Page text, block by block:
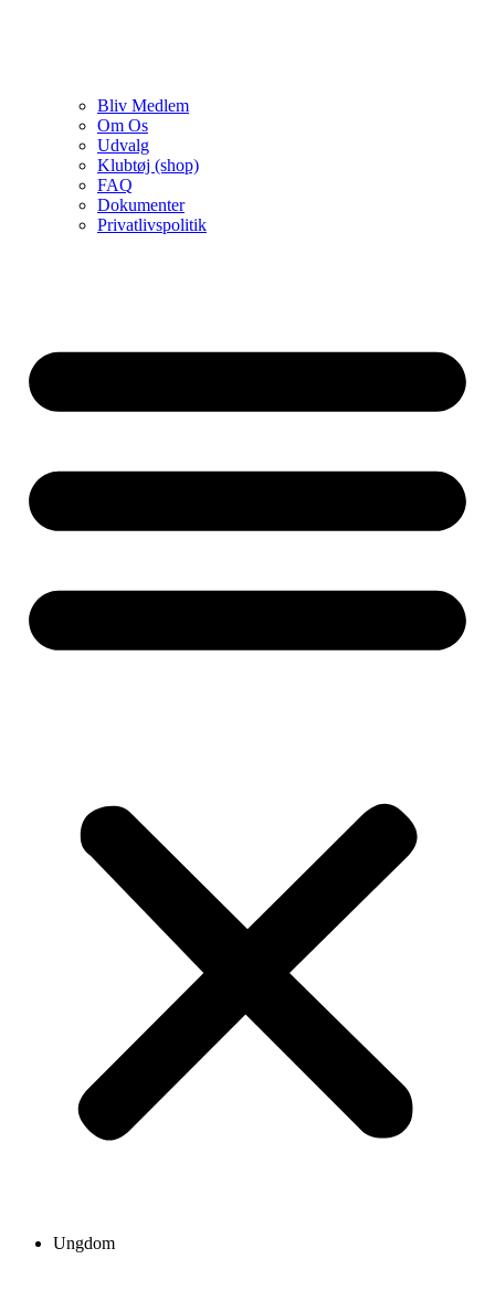
Bliv Medlem
Om Os
Udvalg
Klubtøj (shop)
FAQ
Dokumenter
Privatlivspolitik
Ungdom